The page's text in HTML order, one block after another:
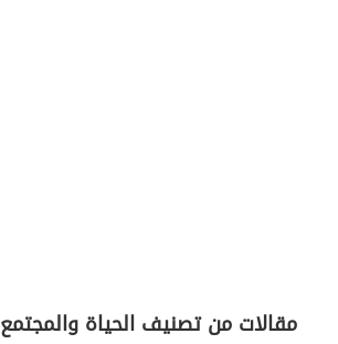
مقالات من تصنيف الحياة والمجتمع